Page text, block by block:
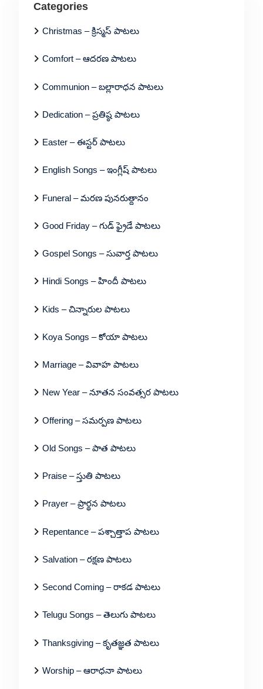
Categories
Christmas – క్రిస్మస్ పాటలు
Comfort – ఆదరణ పాటలు
Communion – బల్లారాధన పాటలు
Dedication – ప్రతిష్ఠ పాటలు
Easter – ఈస్టర్ పాటలు
English Songs – ఇంగ్లీష్ పాటలు
Funeral – మరణ పునరుత్దానం
Good Friday – గుడ్ ఫ్రైడే పాటలు
Gospel Songs – సువార్త పాటలు
Hindi Songs – హిందీ పాటలు
Kids – చిన్నారుల పాటలు
Koya Songs – కోయా పాటలు
Marriage – వివాహ పాటలు
New Year – నూతన సంవత్సర పాటలు
Offering – సమర్పణ పాటలు
Old Songs – పాత పాటలు
Praise – స్తుతి పాటలు
Prayer – ప్రార్థన పాటలు
Repentance – పశ్చాత్తాప పాటలు
Salvation – రక్షణ పాటలు
Second Coming – రాకడ పాటలు
Telugu Songs – తెలుగు పాటలు
Thanksgiving – కృతజ్ఞత పాటలు
Worship – ఆరాధనా పాటలు